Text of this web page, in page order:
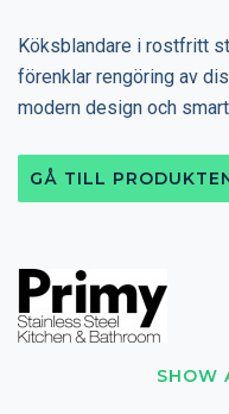
SHOW
Köksblandare i rostfritt
förenklar rengöring av
modern design och
GÅ TILL